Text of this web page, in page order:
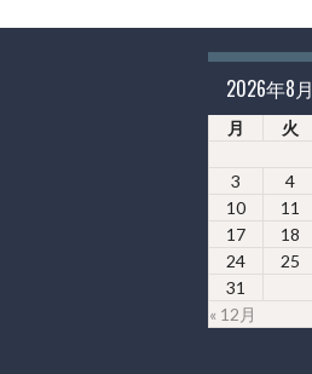
2026年8月
月 火
« 12月
3
4
10
11
17
18
24
25
31